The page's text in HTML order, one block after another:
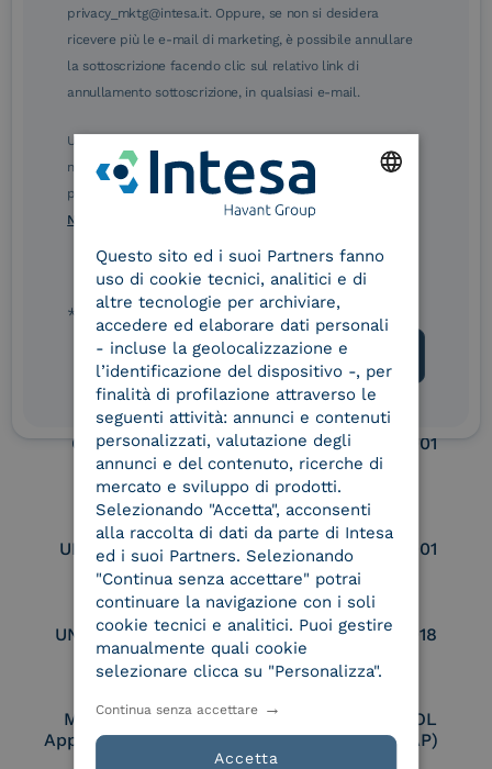
Le nostre certificazioni
eIDAS Qualified Trust
Service Provider
eIDAS Qualified Trust
Service Provider for
Remote Qualified
Seal Creation
Service Provider e
Aggregatore SPID
Service Provider e
Aggregatore CIE
Conservatore
qualificato
UNI EN ISO 37001
UNI EN ISO 9001 UNI EN ISO 27001
UNI EN ISO 27017 UNI EN ISO 27018
Membro Adobe
Approved Trust List
Certified PEPPOL
Access Point (AP)
privacy_mktg@intesa.it. Oppure, se non si desidera
ricevere più le e-mail di marketing, è possibile annullare
la sottoscrizione facendo clic sul relativo link di
annullamento sottoscrizione, in qualsiasi e-mail.
Ulteriori informazioni sulle procedure sono disponibili
nelle Norme di tutela della privacy INTESA. Inoltrando il
presente modulo, dichiaro di aver letto e compreso le
Norme di tutela della privacy INTESA .
* campo obbligatorio
ITALIAN
Questo sito ed i suoi Partners fanno
uso di cookie tecnici, analitici e di
altre tecnologie per archiviare,
accedere ed elaborare dati personali
- incluse la geolocalizzazione e
l’identificazione del dispositivo -, per
finalità di profilazione attraverso le
seguenti attività: annunci e contenuti
personalizzati, valutazione degli
annunci e del contenuto, ricerche di
mercato e sviluppo di prodotti.
Selezionando "Accetta", acconsenti
alla raccolta di dati da parte di Intesa
ed i suoi Partners. Selezionando
"Continua senza accettare" potrai
continuare la navigazione con i soli
cookie tecnici e analitici. Puoi gestire
manualmente quali cookie
selezionare clicca su "Personalizza".
Accetta
Continua senza accettare